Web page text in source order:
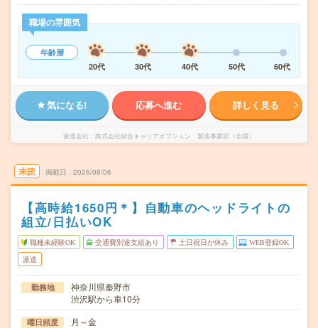
職場の雰囲気
年齢層
20代
30代 40代 50代 60代
気になる! 応募へ進む 詳しく見る
派遣会社 株式会社綜合キャリアオプション 製造事業部（全国）
未読 掲載日 2026/08/06
【高時給1650円＊】自動車のヘッドライトの
組立/日払いOK
職種未経験OK 交通費別途支給あり 土日祝日が休み WEB登録OK
派遣
勤務地
神奈川県秦野市
渋沢駅から車10分
曜日頻度 月～金